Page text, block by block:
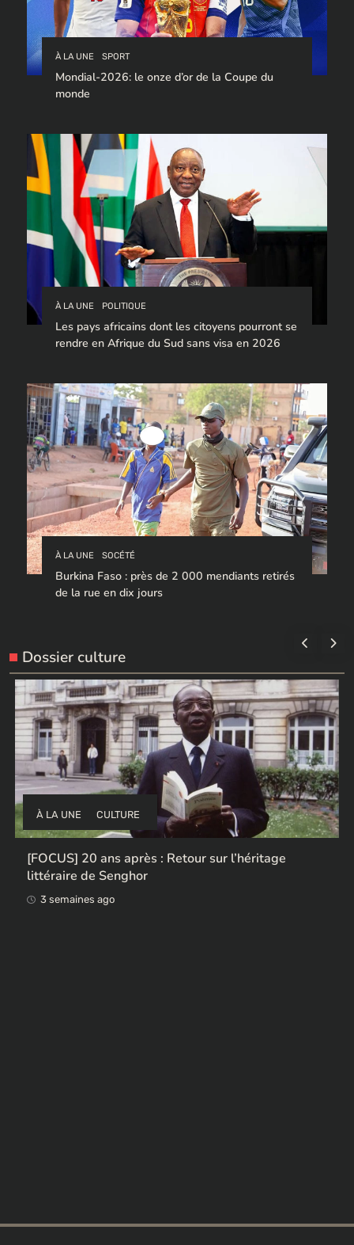
À LA UNE SPORT
Mondial-2026: le onze d’or de la Coupe du
monde
À LA UNE POLITIQUE
Les pays africains dont les citoyens pourront se
rendre en Afrique du Sud sans visa en 2026
À LA UNE SOCÉTÉ
Burkina Faso : près de 2 000 mendiants retirés
de la rue en dix jours
Dossier culture
À LA UNE CULTURE
Ces ex-colonisateurs européens qui rendent des
œuvres africaines pillées